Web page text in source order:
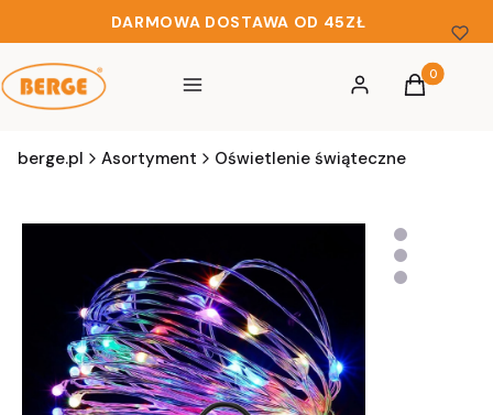
DARMOWA DOSTAWA OD 45ZŁ
Menu Zaloguj sięProdukty
Koszyk
berge.pl Asortyment Oświetlenie świąteczne